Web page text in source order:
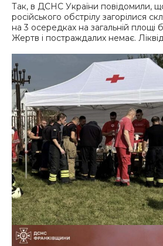
Так, в ДСНС України повідомили,
російського обстрілу загорілися
на 3 осередках на загальній площі
Жертв і постраждалих немає.